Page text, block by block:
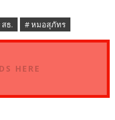
สธ. # หมอสุภัทร
HERE